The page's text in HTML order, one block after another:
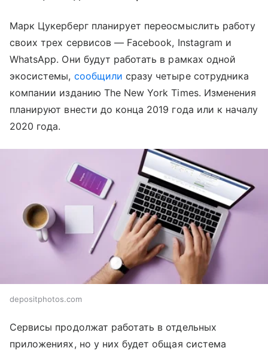
Марк Цукерберг планирует переосмыслить работу
своих трех сервисов — Facebook, Instagram и
WhatsApp. Они будут работать в рамках одной
экосистемы, сообщили сразу четыре сотрудника
компании изданию The New York Times. Изменения
планируют внести до конца 2019 года или к началу
2020 года.
depositphotos.com
Сервисы продолжат работать в отдельных
приложениях, но у них будет общая система